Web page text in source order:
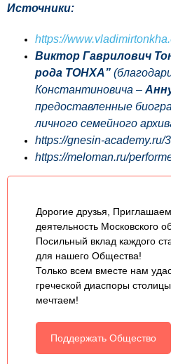
Источники:
https://
Виктор Гаврилович
рода ТОНХА”
Константиновича –
предоставленные
личного семейного
https://gnesin-academy.ru/
https://meloman.ru/
Дорогие друзья,
деятельность Московского
Посильный вклад каждого
для нашего Общества!
Только всем вместе нам
греческой диаспоры
мечтаем!
Поддержать Общество